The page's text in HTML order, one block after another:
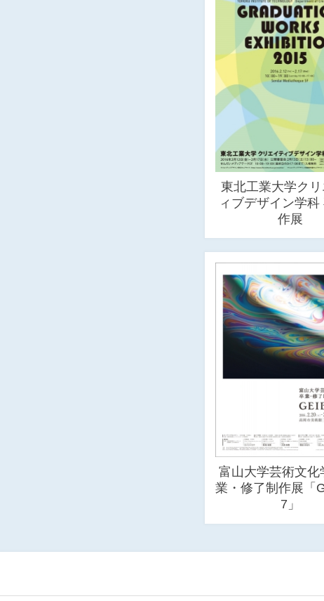
東北工業大学ク
ィブデザイン学科
作展
富山大学芸術文化
業・修了制作展「
7」